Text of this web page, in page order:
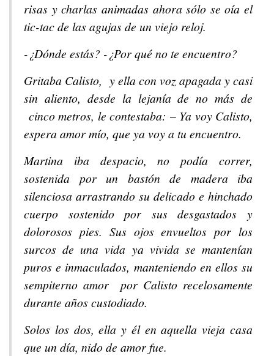
risas y charlas animadas ahora sólo se oía el
tic-tac de las agujas de un viejo reloj.
-¿Dónde estás? -¿Por qué no te encuentro?
Gritaba Calisto, y ella con voz apagada y casi
sin aliento, desde la lejanía de no más de
cinco metros, le contestaba: – Ya voy Calisto,
espera amor mío, que ya voy a tu encuentro.
Martina iba despacio, no podía correr,
sostenida por un bastón de madera iba
silenciosa arrastrando su delicado e hinchado
cuerpo sostenido por sus desgastados y
dolorosos pies. Sus ojos envueltos por los
surcos de una vida ya vivida se mantenían
puros e inmaculados, manteniendo en ellos su
sempiterno amor por Calisto recelosamente
durante años custodiado.
Solos los dos, ella y él en aquella vieja casa
que un día, nido de amor fue.